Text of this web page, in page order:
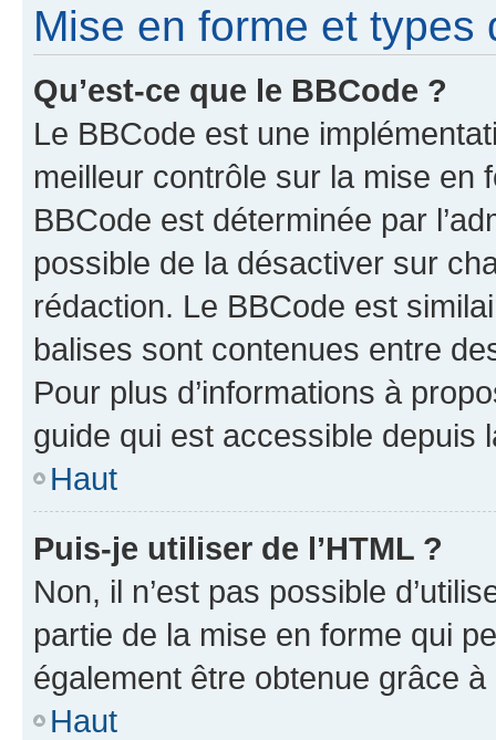
Mise en forme et types
Qu’est-ce que le BBCode ?
Le BBCode est une
meilleur contrôle sur la mise en
BBCode est déterminée par
possible de la désactiver sur
rédaction. Le BBCode est
balises sont contenues entre
Pour plus d’informations à
guide qui est accessible depuis
Haut
Puis-je utiliser de l’HTML ?
Non, il n’est pas possible
partie de la mise en forme qui
également être obtenue grâce à
Haut